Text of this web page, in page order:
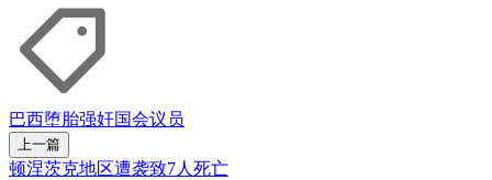
巴西堕胎强奸国会议员
上一篇
顿涅茨克地区遭袭致7人死亡